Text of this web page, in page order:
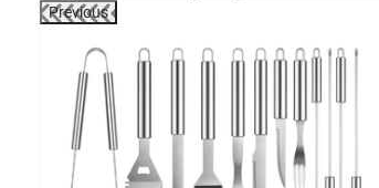
Previous